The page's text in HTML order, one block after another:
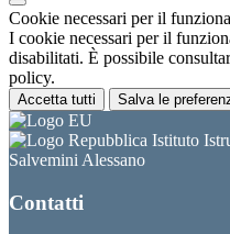
Cookie necessari per il
I cookie necessari per il
disabilitati. È possibile
policy.
Accetta tutti Salva le
Istituto
Salvemini Alessano
Contatti